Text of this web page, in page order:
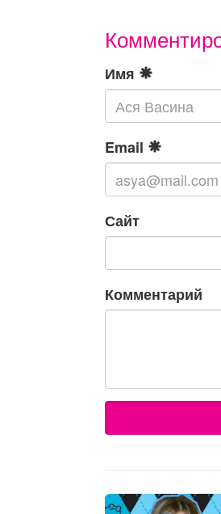
Имя
Email
Сайт
Комментарий